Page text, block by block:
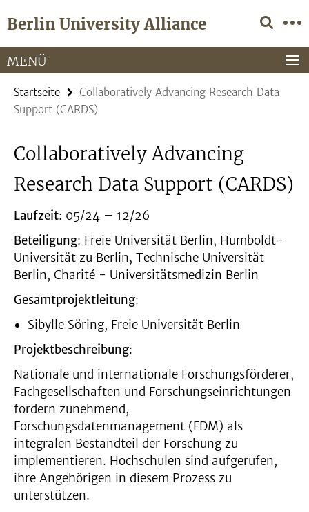
direkt
Inhalt
Berlin University Alliance
Service-
Navigation
MENÜ
Startseite
Collaboratively Advancing Research Data
Support (CARDS)
Collaboratively Advancing
Research Data Support (CARDS)
Laufzeit: 05/24 – 12/26
Beteiligung: Freie Universität Berlin, Humboldt-
Universität zu Berlin, Technische Universität
Berlin, Charité - Universitätsmedizin Berlin
Gesamtprojektleitung:
Sibylle Söring, Freie Universität Berlin
Projektbeschreibung:
Nationale und internationale Forschungsförderer,
Fachgesellschaften und Forschungseinrichtungen
fordern zunehmend,
Forschungsdatenmanagement (FDM) als
integralen Bestandteil der Forschung zu
implementieren. Hochschulen sind aufgerufen,
ihre Angehörigen in diesem Prozess zu
unterstützen.